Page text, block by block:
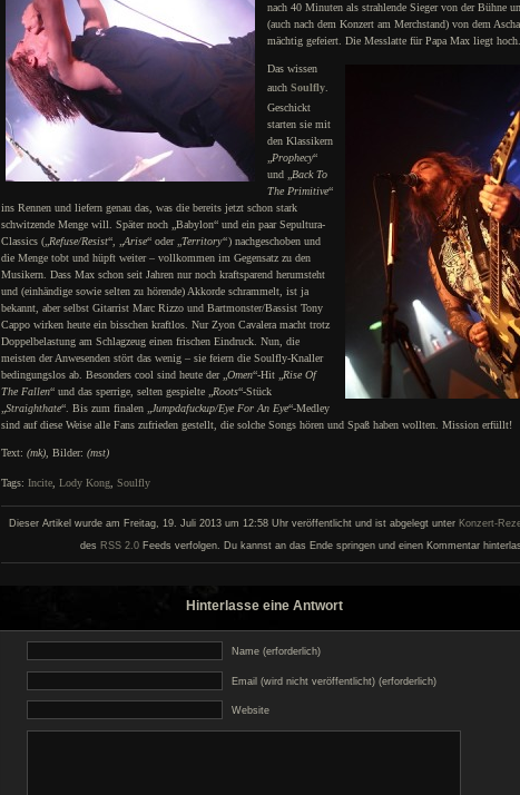
nach 40 Minuten als strahlende Sieger von der Bühne
(auch nach dem Konzert am Merchstand) von dem
mächtig gefeiert. Die Messlatte für Papa Max liegt
Das wissen
auch Soulfly
Geschickt
starten sie mit
den Klassikern
Prophecy“
und „ Back To
The Primitive“
ins Rennen und liefern genau das, was die bereits jetzt schon stark
schwitzende Menge will. Später noch „Babylon“ und ein paar Sepultura-
Classics („ Refuse/Resist“, „ Arise“ oder „ Territory“) nachgeschoben und
die Menge tobt und hüpft weiter – vollkommen im Gegensatz zu den
Musikern. Dass Max schon seit Jahren nur noch kraftsparend herumsteht
und (einhändige sowie selten zu hörende) Akkorde schrammelt, ist ja
bekannt, aber selbst Gitarrist Marc Rizzo und Bartmonster/Bassist Tony
Cappo wirken heute ein bisschen kraftlos. Nur Zyon Cavalera macht trotz
Doppelbelastung am Schlagzeug einen frischen Eindruck. Nun, die
meisten der Anwesenden stört das wenig – sie feiern die Soulfly-Knaller
bedingungslos ab. Besonders cool sind heute der „ Omen“-Hit „ Rise Of
The Fallen“ und das sperrige, selten gespielte „ Roots“-Stück
Straighthate“. Bis zum finalen „ Jumpdafuckup/Eye For An Eye“-Medley
sind auf diese Weise alle Fans zufrieden gestellt, die solche Songs hören und Spaß haben wollten. Mission erfüllt!
Text: (mk), Bilder: (mst)
Tags: Incite Lody Kong Soulfly
Dieser Artikel wurde am Freitag, 19. Juli 2013 um 12:58 Uhr veröffentlicht und ist abgelegt unter Konzert-
des RSS 2.0 Feeds verfolgen. Du kannst an das Ende springen und einen Kommentar
Hinterlasse eine Antwort
Name (erforderlich)
Email (wird nicht veröffentlicht) (erforderlich)
Website